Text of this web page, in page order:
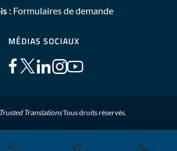
: Formulaires de demande
MÉDIAS SOCIAUX
Trusted TranslationsTous droits réservés.
générales Politique de Confidentialité
✉️ 📋 📞